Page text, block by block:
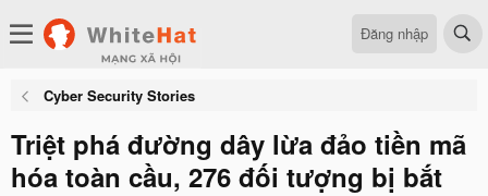
Đăng nhập
Cyber Security Stories
Triệt phá đường dây lừa đảo tiền mã
hóa toàn cầu, 276 đối tượng bị bắt